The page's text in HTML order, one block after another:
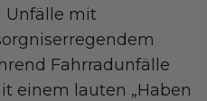
Unfälle mit
Fahrradunfälle
einem lauten „Haben